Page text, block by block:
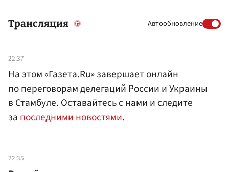
Трансляция Автообновление
22:37
На этом «Газета.Ru» завершает онлайн
по переговорам делегаций России и Украины
в Стамбуле. Оставайтесь с нами и следите
запоследними новостями.
22:35